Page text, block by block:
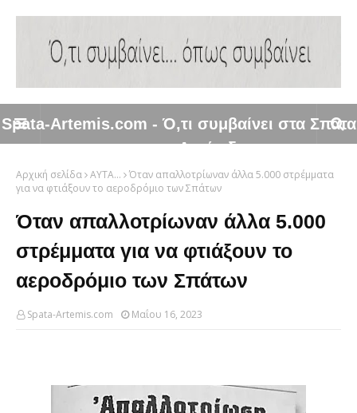
Spata-Artemis.com - Ό,τι συμβαίνει στα Σπάτα
και στην Αρτέμιδα
Αρχική σελίδα ΑΥΤΑ...
Όταν απαλλοτρίωναν άλλα 5.000 στρέμματα
για να φτιάξουν το αεροδρόμιο των Σπάτων
Όταν απαλλοτρίωναν άλλα 5.000
στρέμματα για να φτιάξουν το
αεροδρόμιο των Σπάτων
Spata-Artemis.com Μαΐου 16, 2023